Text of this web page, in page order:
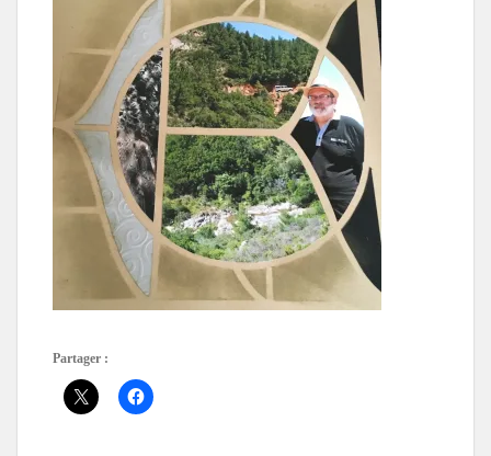
Partager :